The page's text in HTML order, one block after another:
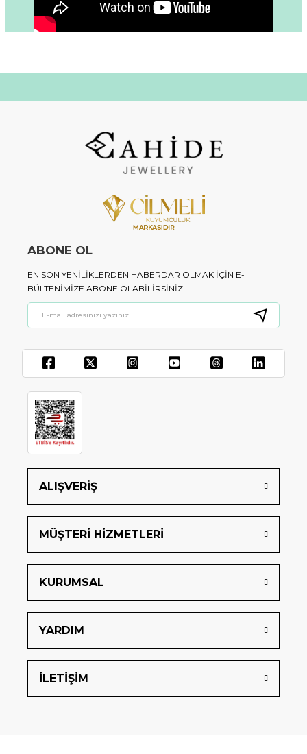
ALIŞVERİŞ
MÜŞTERİ HİZMETLERİ
KURUMSAL
YARDIM
İLETİŞİM
ABONE OL
EN SON YENILIKLERDEN HABERDAR OLMAK IÇIN E-
BÜLTENIMIZE ABONE OLABILIRSINIZ.